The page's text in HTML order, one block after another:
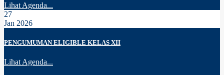
Lihat Agenda...
27
Jan 2026
PENGUMUMAN ELIGIBLE KELAS XII
Lihat Agenda...